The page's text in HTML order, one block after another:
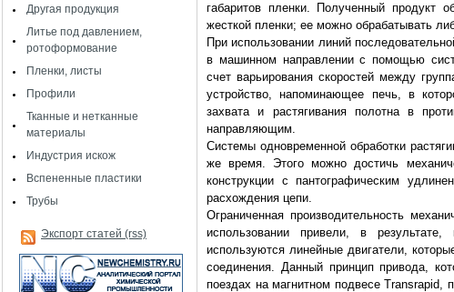
Другая продукция
Литье под давлением,
ротоформование
Пленки, листы
Профили
Тканные и нетканные
материалы
Индустрия искож
Вспененные пластики
Трубы
Экспорт статей (rss)
габаритов пленки. Полученный продукт
жесткой пленки; ее можно обрабатывать
При использовании линий
в машинном направлении с помощью
счет варьирования скоростей между
устройство, напоминающее печь, в
захвата и растягивания полотна в
направляющим.
Системы одновременной обработки
же время. Этого можно достичь
конструкции с пантографическим
расхождения цепи.
Ограниченная производительность
использовании привели, в
используются линейные двигатели,
соединения. Данный принцип привода,
поездах на магнитном подвесе Transrapid,